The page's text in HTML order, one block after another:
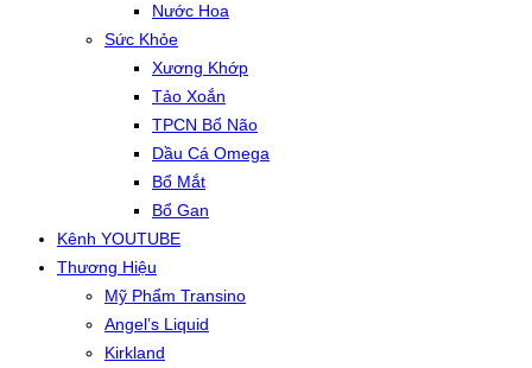
Nước Hoa
Sức Khỏe
Xương Khớp
Tảo Xoắn
TPCN Bổ Não
Dầu Cá Omega
Bổ Mắt
Bổ Gan
Kênh YOUTUBE
Thương Hiệu
Mỹ Phẩm Transino
Angel’s Liquid
Kirkland